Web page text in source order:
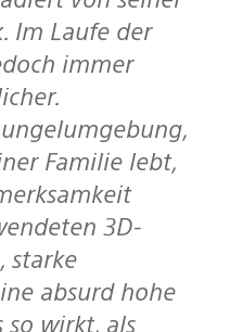
Im Laufe der
immer
Familie lebt,
3D-
starke
absurd hohe
so wirkt, als